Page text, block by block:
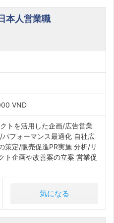
本人営業職
VND
トを活用した企画/広告営業
フォーマンス最適化 自社広
策定/販売促進PR実施 分析/リ
ト企画や改善案の立案 営業促
気になる